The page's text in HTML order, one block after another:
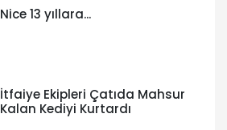
Nice 13 yıllara...
İtfaiye Ekipleri Çatıda Mahsur
Kalan Kediyi Kurtardı